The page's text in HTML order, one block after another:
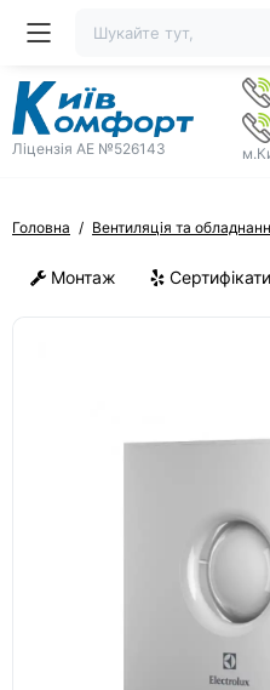
Ліцензія AE №526143
Головна Вентиляція та
Монтаж Сертифікати